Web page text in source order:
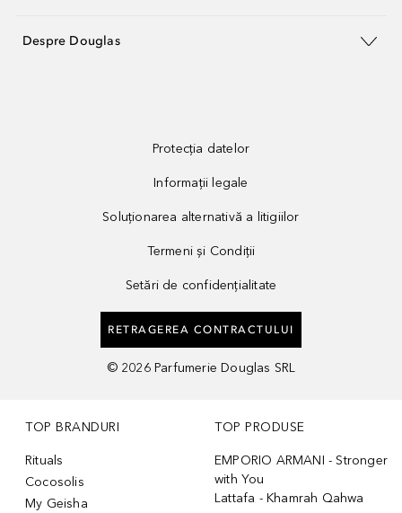
Despre Douglas
Protecția datelor
Informații legale
Soluționarea alternativă a litigiilor
Termeni și Condiții
Setări de confidențialitate
RETRAGEREA CONTRACTULUI
© 2026 Parfumerie Douglas SRL
TOP BRANDURI
Rituals
Cocosolis
My Geisha
TOP PRODUSE
EMPORIO ARMANI - Stronger
with You
Lattafa - Khamrah Qahwa